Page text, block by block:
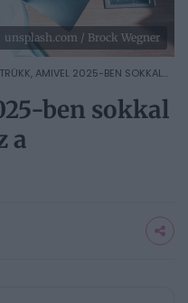
unsplash.com / Brock Wegner
AMIVEL 2025-BEN SOKKAL...
ben sokkal
a